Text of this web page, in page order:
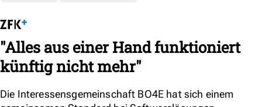
"Alles aus einer Hand funktioniert
künftig nicht mehr"
Die Interessensgemeinschaft BO4E hat sich einem